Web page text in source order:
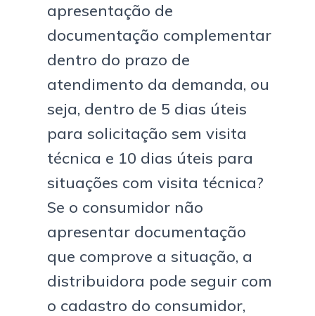
apresentação de
documentação complementar
dentro do prazo de
atendimento da demanda, ou
seja, dentro de 5 dias úteis
para solicitação sem visita
técnica e 10 dias úteis para
situações com visita técnica?
Se o consumidor não
apresentar documentação
que comprove a situação, a
distribuidora pode seguir com
o cadastro do consumidor,